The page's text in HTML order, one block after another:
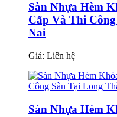
Sàn Nhựa Hèm
Cấp Và Thi
Nai
Giá: Liên hệ
Sàn Nhựa Hèm